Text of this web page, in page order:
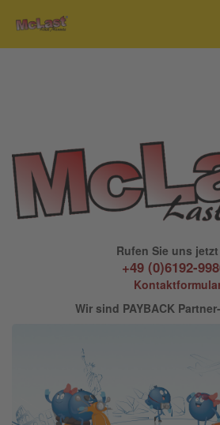
Rufen Sie uns
+49 (0)6192-
Wir sind PAYBACK